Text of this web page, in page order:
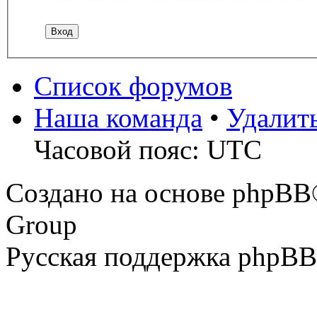
Список форумов
Наша команда •
Часовой пояс: UTC
Создано на основе
Group
Русская поддержка phpBB